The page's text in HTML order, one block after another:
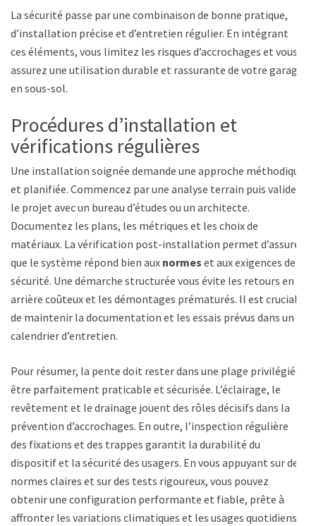
La sécurité passe par une combinaison de bonne pratique,
d’installation précise et d’entretien régulier. En intégrant
ces éléments, vous limitez les risques d’accrochages et vous
assurez une utilisation durable et rassurante de votre garage
en sous-sol.
Procédures d’installation et
vérifications régulières
Une installation soignée demande une approche méthodique
et planifiée. Commencez par une analyse terrain puis validez
le projet avec un bureau d’études ou un architecte.
Documentez les plans, les métriques et les choix de
matériaux. La vérification post-installation permet d’assurer
que le système répond bien aux normes et aux exigences de
sécurité. Une démarche structurée vous évite les retours en
arrière coûteux et les démontages prématurés. Il est crucial
de maintenir la documentation et les essais prévus dans un
calendrier d’entretien.
Pour résumer, la pente doit rester dans une plage privilégiée,
être parfaitement praticable et sécurisée. L’éclairage, le
revêtement et le drainage jouent des rôles décisifs dans la
prévention d’accrochages. En outre, l’inspection régulière
des fixations et des trappes garantit la durabilité du
dispositif et la sécurité des usagers. En vous appuyant sur des
normes claires et sur des tests rigoureux, vous pouvez
obtenir une configuration performante et fiable, prête à
affronter les variations climatiques et les usages quotidiens.